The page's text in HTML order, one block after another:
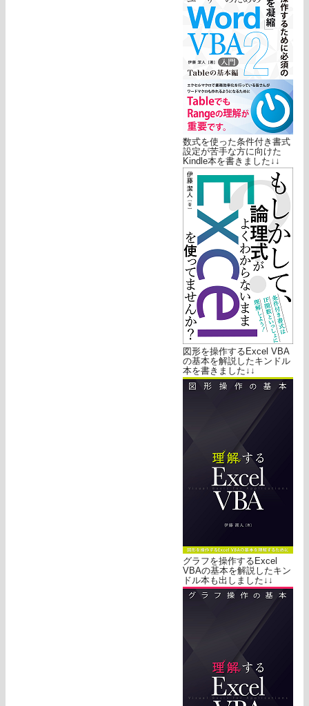
数式を使った条件付き書式
設定が苦手な方に向けた
Kindle本を書きました↓↓
図形を操作するExcel VBA
の基本を解説したキンドル
本を書きました↓↓
グラフを操作するExcel
VBAの基本を解説したキン
ドル本も出しました↓↓